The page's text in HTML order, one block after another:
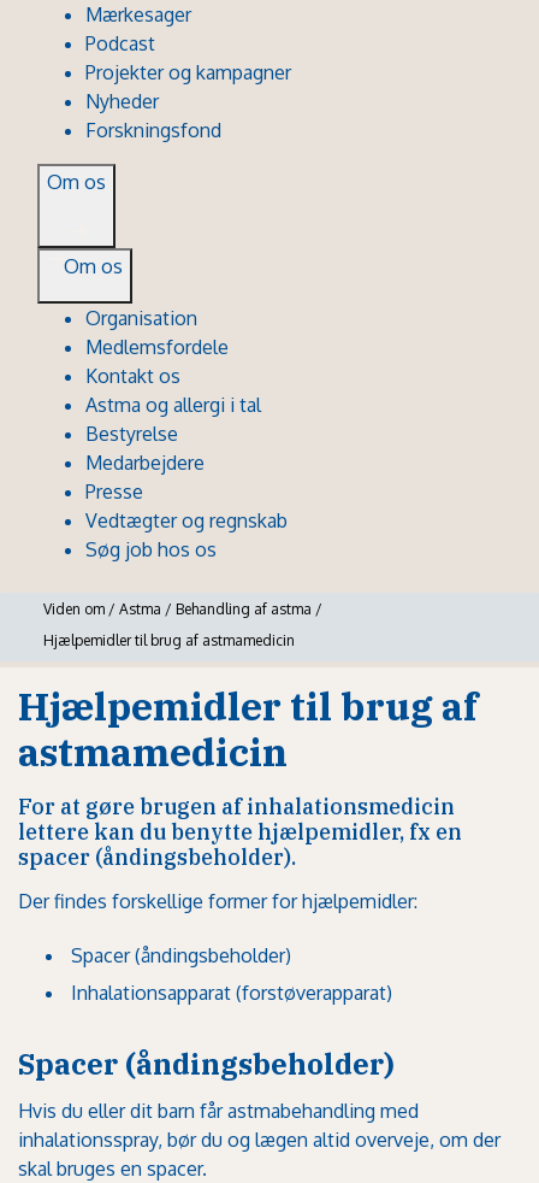
Mærkesager
Podcast
Projekter og kampagner
Nyheder
Forskningsfond
Om os
Om os
Organisation
Medlemsfordele
Kontakt os
Astma og allergi i tal
Bestyrelse
Medarbejdere
Presse
Vedtægter og regnskab
Søg job hos os
Viden om / Astma / Behandling af astma /
Hjælpemidler til brug af astmamedicin
Hjælpemidler til brug af
astmamedicin
For at gøre brugen af inhalationsmedicin
lettere kan du benytte hjælpemidler, fx en
spacer (åndingsbeholder).
Der findes forskellige former for hjælpemidler:
Spacer (åndingsbeholder)
Inhalationsapparat (forstøverapparat)
Spacer (åndingsbeholder)
Hvis du eller dit barn får astmabehandling med
inhalationsspray, bør du og lægen altid overveje, om der
skal bruges en spacer.